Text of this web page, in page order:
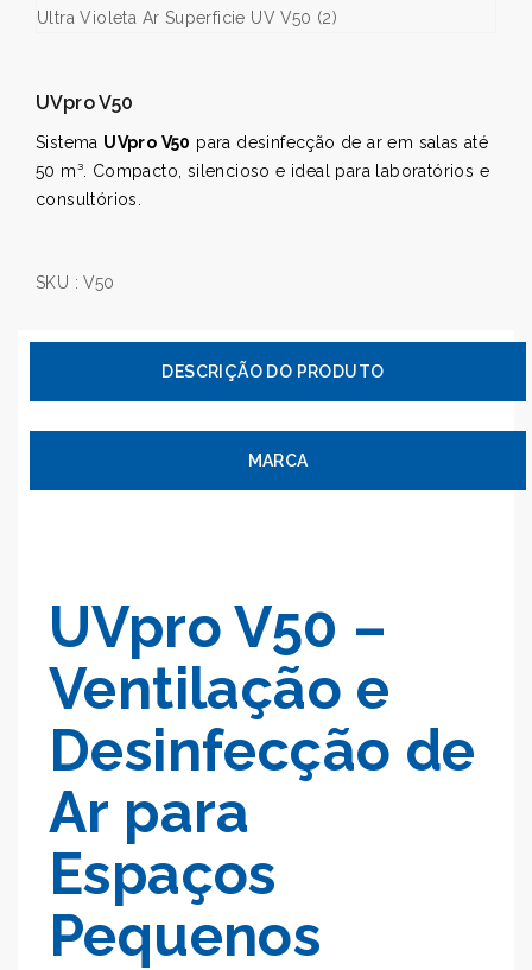
UVpro V50
Sistema UVpro V50 para desinfecção de ar em salas até
50 m³. Compacto, silencioso e ideal para laboratórios e
consultórios.
SKU :V50
MARCA
UVpro V50 –
Ventilação e
Desinfecção de
Ar para
Espaços
Pequenos